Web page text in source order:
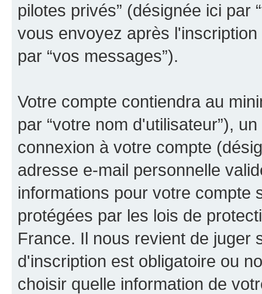
pilotes privés” (désignée ici par
vous envoyez après
par “vos messages”).
Votre compte contiendra au
par “votre nom d'utilisateur”),
connexion à votre compte
adresse e-mail personnelle
informations pour votre compte
protégées par les lois de
France. Il nous revient de juger
d'inscription est obligatoire ou
choisir quelle information de